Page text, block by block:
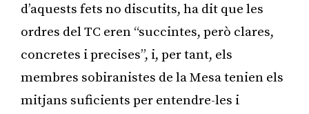
d’aquests fets no discutits, ha dit que les
ordres del TC eren “succintes, però clares,
concretes i precises”, i, per tant, els
membres sobiranistes de la Mesa tenien els
mitjans suficients per entendre-les i